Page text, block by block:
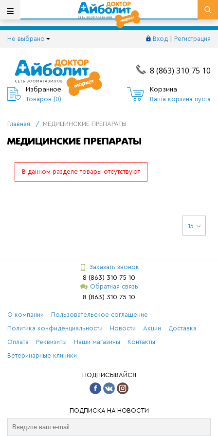
Не выбрано Вход Регистрация
8 (863) 310 75 10
Избранное
Товаров (0)
Корзина
Ваша корзина пуста
Главная / МЕДИЦИНСКИЕ ПРЕПАРАТЫ
МЕДИЦИНСКИЕ ПРЕПАРАТЫ
В данном разделе товары отсутствуют
15
Заказать звонок
8 (863) 310 75 10
Обратная связь
8 (863) 310 75 10
О компании Пользовательское соглашение
Политика конфиденциальности Новости Акции Доставка
Оплата Реквизиты Наши магазины Контакты
Ветеринарные клиники
ПОДПИСЫВАЙСЯ
ПОДПИСКА НА НОВОСТИ